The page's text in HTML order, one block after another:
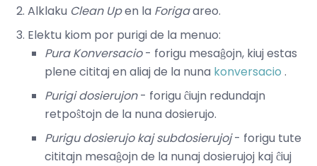
Alklaku Clean Upen la Forigaareo.
Elektu kiom por purigi de la menuo:
Pura Konversacio- forigu mesaĝojn, kiuj estas
plene cititaj en aliaj de la nuna konversacio .
Purigi dosierujon- forigu ĉiujn redundajn
retpoŝtojn de la nuna dosierujo.
Purigu dosierujo kaj subdosierujoj- forigu tute
cititajn mesaĝojn de la nunaj dosierujoj kaj ĉiuj